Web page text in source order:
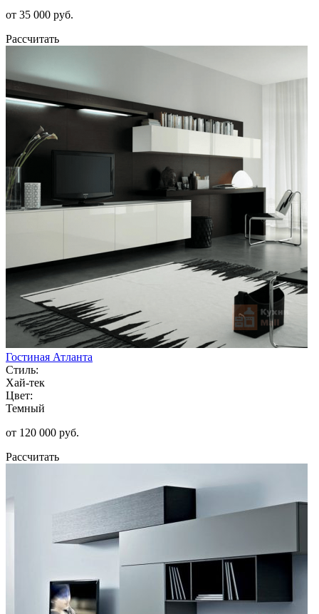
от 35 000 руб.
Рассчитать
Гостиная Атланта
Стиль:
Хай-тек
Цвет:
Темный
от 120 000 руб.
Рассчитать